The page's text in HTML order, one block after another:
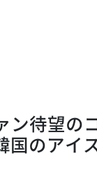
ン待望
国のアイ